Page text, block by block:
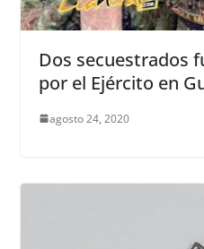
Dos secuestrados
por el Ejército en
agosto 24, 2020